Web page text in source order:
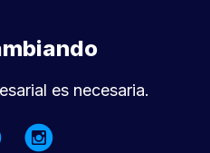
es necesaria.